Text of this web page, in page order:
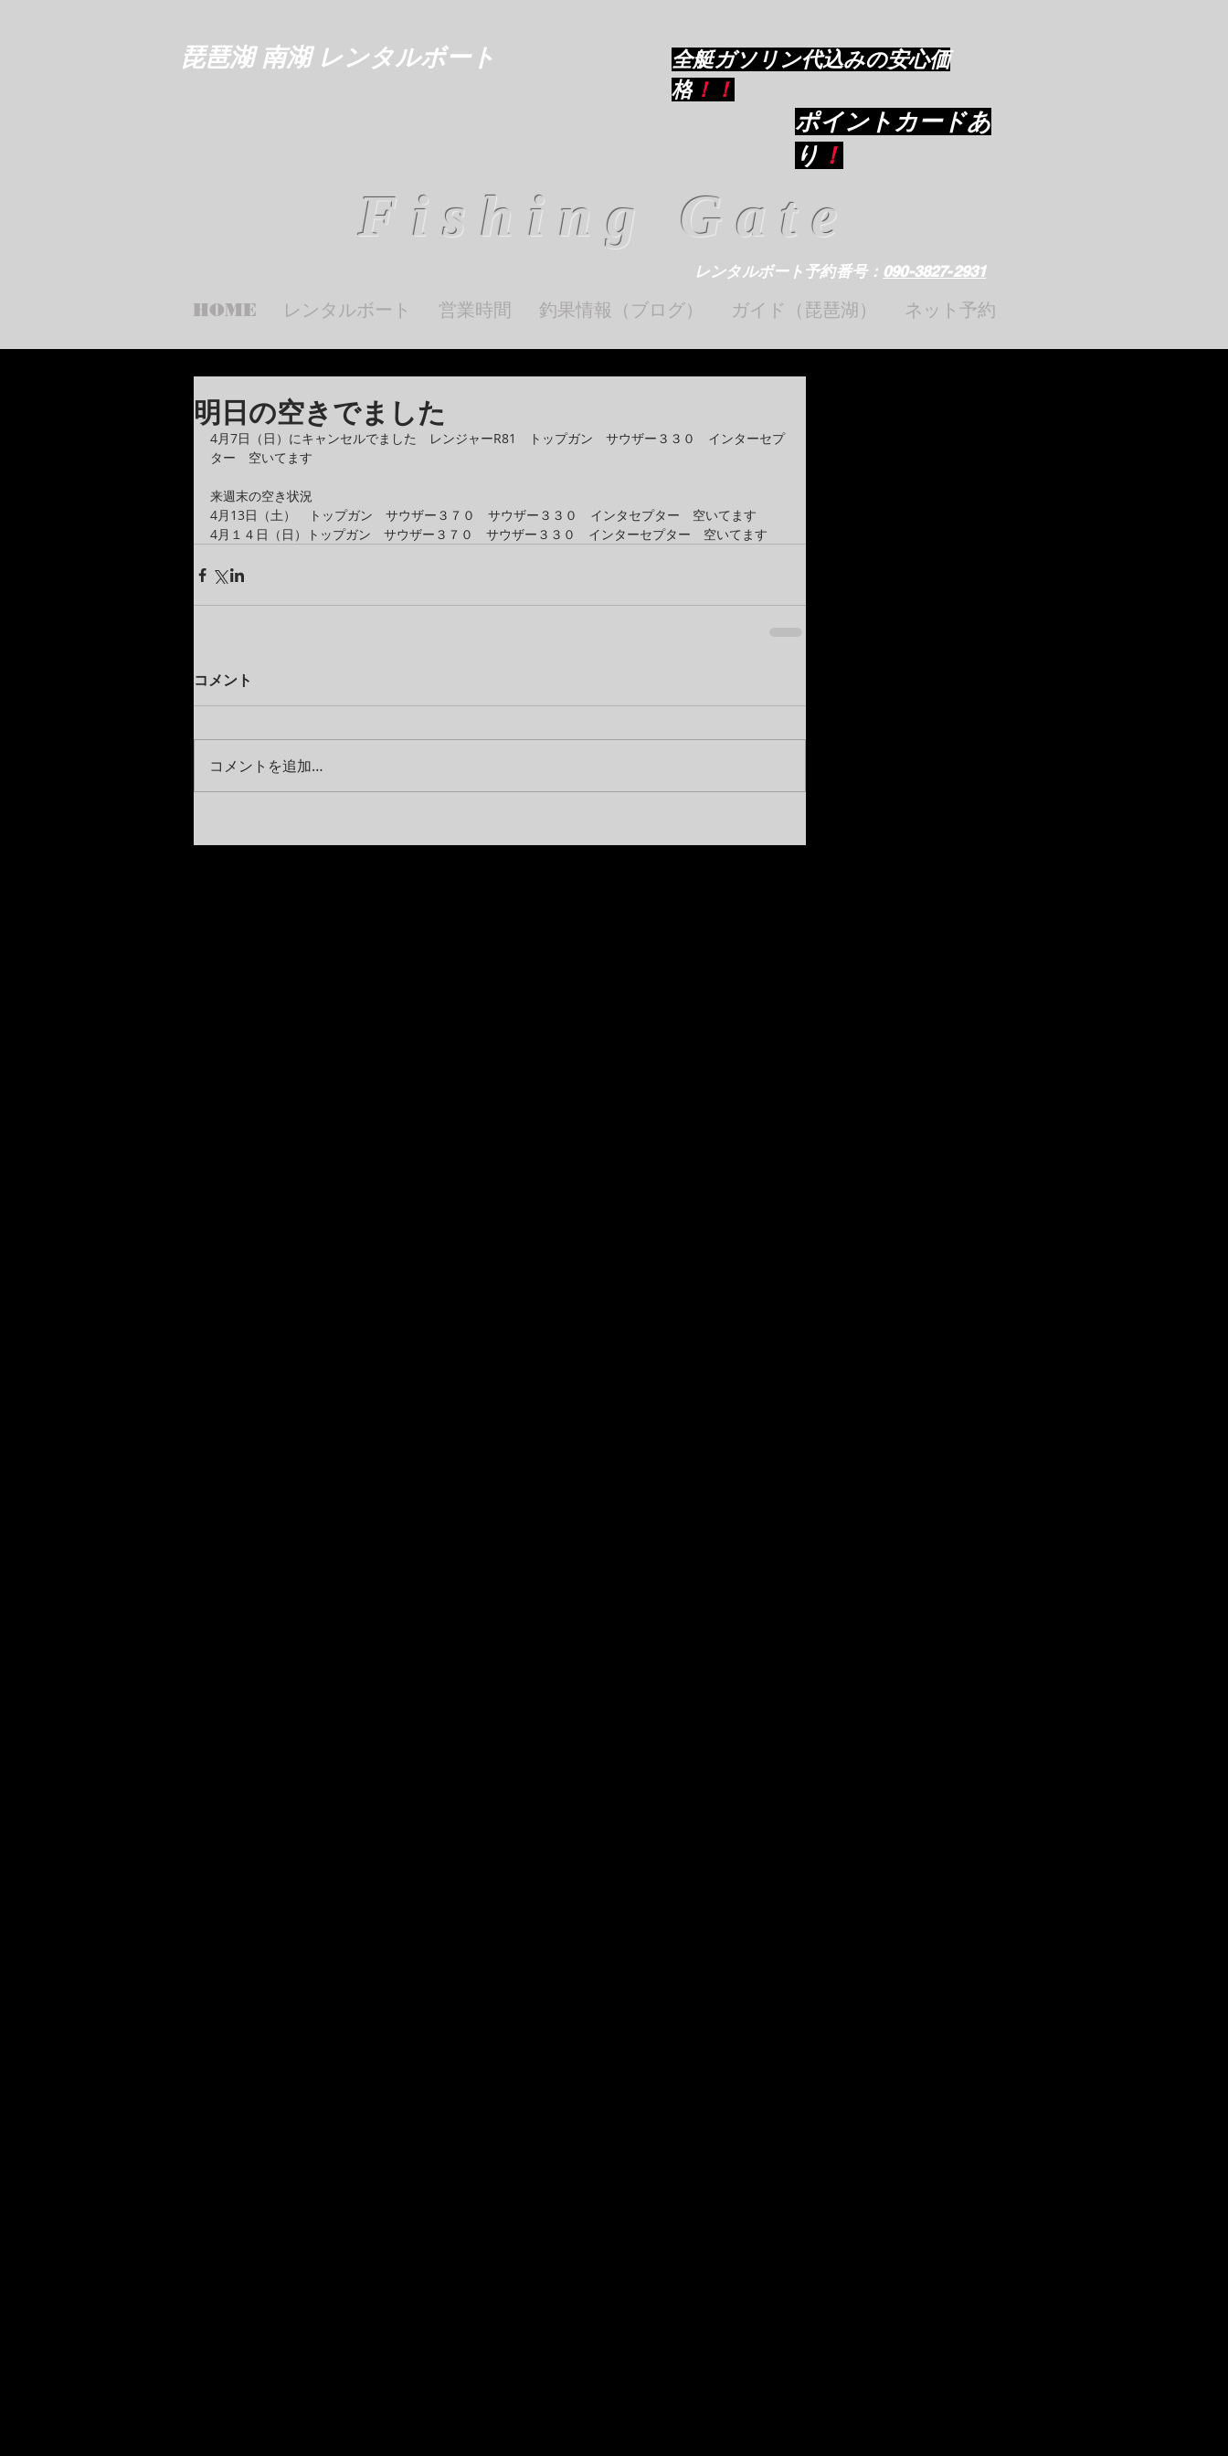
琵琶湖 南湖 レンタルボート
​全艇ガソリン代込みの安心価
格 ！！
ポイントカードあ
り ！
Fishing Gate
レンタルボート予約番号： 090-3827-2931
HOME レンタルボート 営業時間 釣果情報（ブログ） ガイド（琵琶湖） ネット予約
明日の空きでました
4月7日（日）にキャンセルでました　レンジャーR81　トップガン　サウザー３３０　インターセプ
ター　空いてます
来週末の空き状況
4月13日（土）　トップガン　サウザー３７０　サウザー３３０　インタセプター　空いてます
4月１４日（日）トップガン　サウザー３７０　サウザー３３０　インターセプター　空いてます
コメント
コメントを追加…